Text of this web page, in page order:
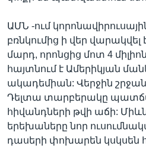
ԱՄՆ -ում
բռնկումից ի վեր վարակվել
մարդ, որոնցից մոտ 4
հայտնում է Ամերիկյան
ակադեմիան: Վերջին
Դելտա տարբերակը
հիվանդների թվի աճի:
երեխաները նոր
դասերի փոխարեն կսկսեն